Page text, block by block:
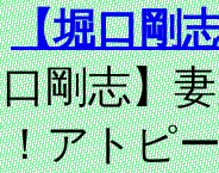
【堀口剛
剛志】
アトピ